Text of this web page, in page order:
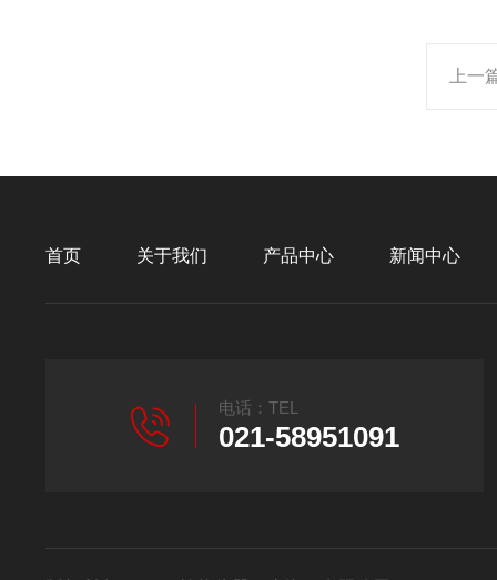
上一
首页 关于我们 产品中心 新闻中心
电话：TEL
021-58951091